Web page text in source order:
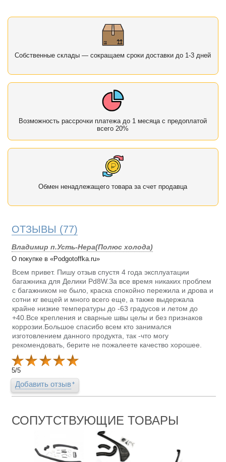
Собственные склады — сокращаем сроки доставки до 1-3 дней
Возможность рассрочки платежа до 1 месяца с предоплатой
всего 20%
Обмен ненадлежащего товара за счет продавца
ОТЗЫВЫ (77)
Владимир п.Усть-Нера(Полюс холода)
О покупке в «Podgotoffka.ru»
Всем привет. Пишу отзыв спустя 4 года эксплуатации
багажника для Делики Pd8W.За все время никаких проблем
с багажником не было, краска спокойно пережила и дрова и
сотни кг вещей и много всего еще, а также выдержала
крайне низкие температуры до -63 градусов и летом до
+40.Все крепления и сварные швы целы и без признаков
коррозии.Большое спасибо всем кто занимался
изготовлением данного продукта, так -что могу
рекомендовать, берите не пожалеете качество хорошее.
5/5
Добавить отзыв
СОПУТСТВУЮЩИЕ ТОВАРЫ